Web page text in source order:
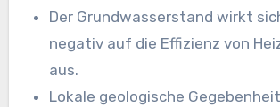
Der Grundwasserstand wirkt
negativ auf die Effizienz von
aus.
Lokale geologische